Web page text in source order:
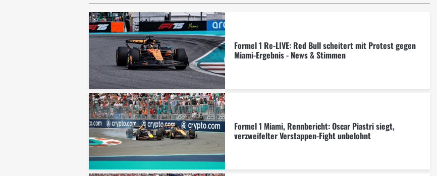
Formel 1 Re-LIVE: Red Bull scheitert mit Protest gegen
Miami-Ergebnis - News & Stimmen
Formel 1 Miami, Rennbericht: Oscar Piastri siegt,
verzweifelter Verstappen-Fight unbelohnt